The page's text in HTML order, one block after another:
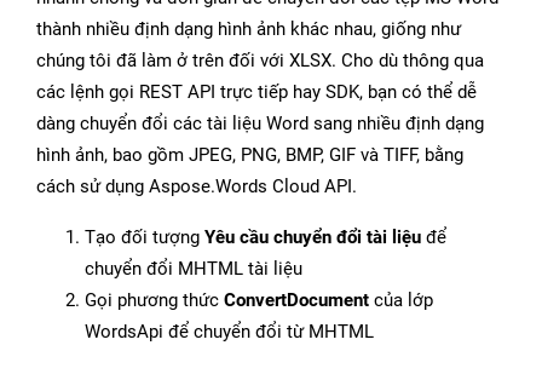
thành nhiều định dạng hình ảnh khác nhau, giống như
chúng tôi đã làm ở trên đối với XLSX. Cho dù thông qua
các lệnh gọi REST API trực tiếp hay SDK, bạn có thể dễ
dàng chuyển đổi các tài liệu Word sang nhiều định dạng
hình ảnh, bao gồm JPEG, PNG, BMP, GIF và TIFF, bằng
cách sử dụng Aspose.Words Cloud API.
Tạo đối tượng Yêu cầu chuyển đổi tài liệu để
chuyển đổi MHTML tài liệu
Gọi phương thức ConvertDocument của lớp
WordsApi để chuyển đổi từ MHTML